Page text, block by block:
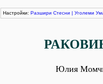
Настройки: Разшири Стесни | Уголеми
Юлия